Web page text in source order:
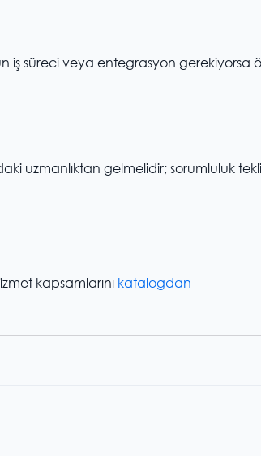
iş süreci veya entegrasyon gerekiyorsa
uzmanlıktan gelmelidir; sorumluluk
kapsamlarını katalogdan